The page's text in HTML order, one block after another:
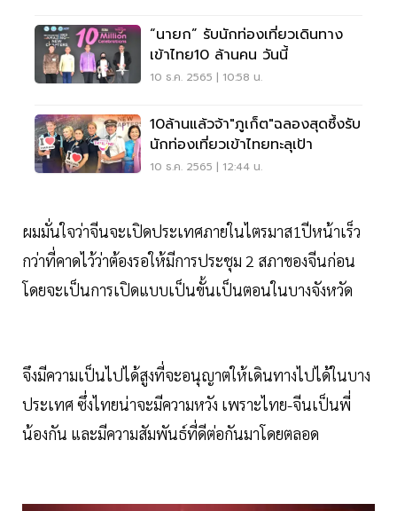
“นายก” รับนักท่องเที่ยวเดินทาง
เข้าไทย10 ล้านคน วันนี้
10 ธ.ค. 2565 | 10:58 น.
10ล้านแล้วจ้า"ภูเก็ต"ฉลองสุดซึ้งรับ
นักท่องเที่ยวเข้าไทยทะลุเป้า
10 ธ.ค. 2565 | 12:44 น.
ผมมั่นใจว่าจีนจะเปิดประเทศภายในไตรมาส1ปีหน้าเร็ว
กว่าที่คาดไว้ว่าต้องรอให้มีการประชุม 2 สภาของจีนก่อน
โดยจะเป็นการเปิดแบบเป็นขั้นเป็นตอนในบางจังหวัด
จึงมีความเป็นไปได้สูงที่จะอนุญาตให้เดินทางไปได้ในบาง
ประเทศ ซึ่งไทยน่าจะมีความหวัง เพราะไทย-จีนเป็นพี่
น้องกัน และมีความสัมพันธ์ที่ดีต่อกันมาโดยตลอด